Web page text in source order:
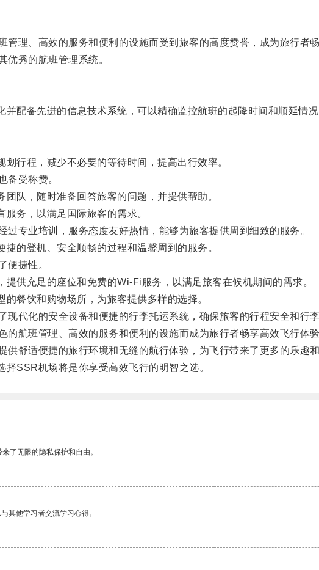
理、高效的服务和便利的设施而受到旅客的高度赞誉，成为旅行者畅
秀的航班管理系统。
备先进的信息技术系统，可以精确监控航班的起降时间和顺延情况
行程，减少不必要的等待时间，提高出行效率。
受称赞。
队，随时准备回答旅客的问题，并提供帮助。
务，以满足国际旅客的需求。
专业培训，服务态度友好热情，能够为旅客提供周到细致的服务。
的登机、安全顺畅的过程和温馨周到的服务。
捷性。
供充足的座位和免费的Wi-Fi服务，以满足旅客在候机期间的需求。
餐饮和购物场所，为旅客提供多样的选择。
代化的安全设备和便捷的行李托运系统，确保旅客的行程安全和行李
航班管理、高效的服务和便利的设施而成为旅行者畅享高效飞行体验
舒适便捷的旅行环境和无缝的航行体验，为飞行带来了更多的乐趣和
SSR机场将是你享受高效飞行的明智之选。
了无限的隐私保护和自由。
其他学习者交流学习心得。